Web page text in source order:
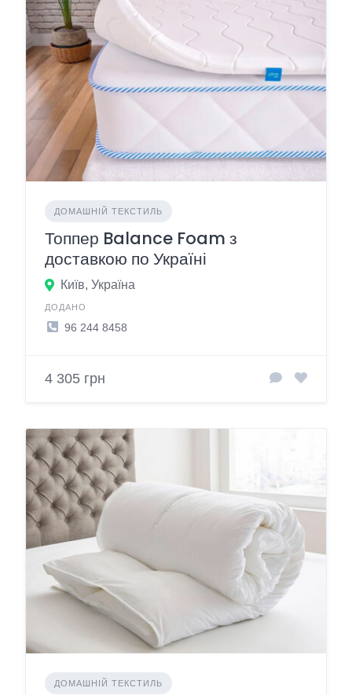
ДОМАШНІЙ ТЕКСТИЛЬ
Топпер Balance Foam з
доставкою по Україні
Київ, Україна
ДОДАНО
96 244 8458
4 305 грн
ДОМАШНІЙ ТЕКСТИЛЬ